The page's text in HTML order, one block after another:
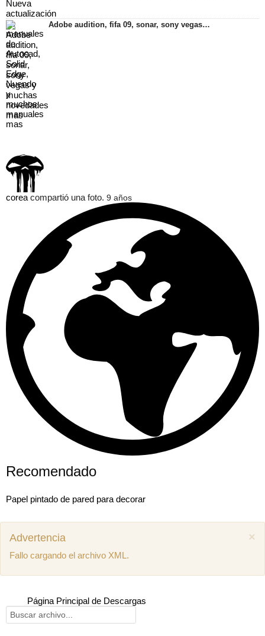
Adobe audition, fifa 09, sonar, sony vegas…
corea compartió una foto. 9 años
Recomendado
Papel pintado de pared para decorar
×
Advertencia
Fallo cargando el archivo XML.
Página Principal de Descargas